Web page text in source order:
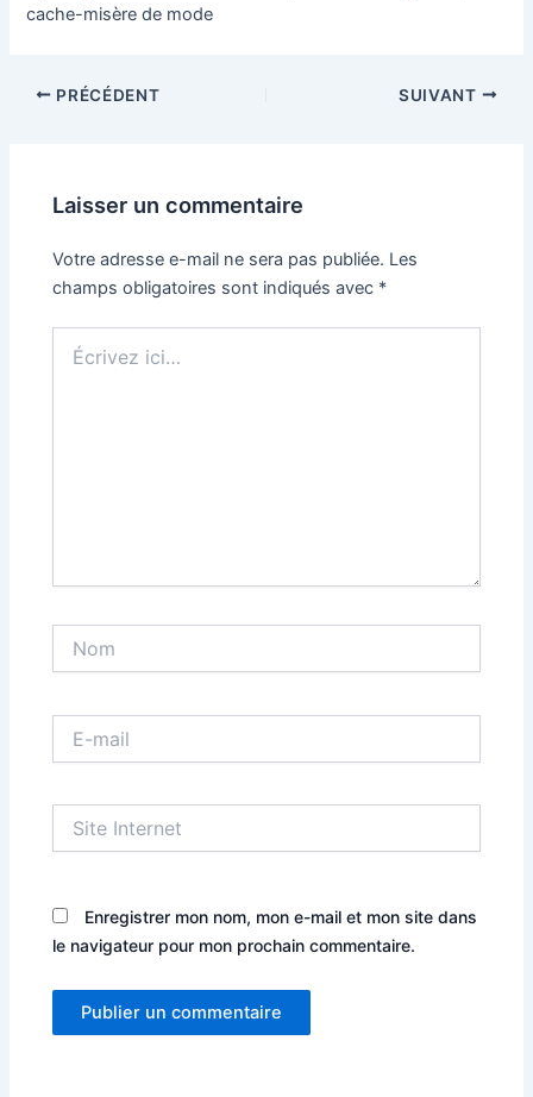
cache-misère de mode
PRÉCÉDENT SUIVANT
Laisser un commentaire
Votre adresse e-mail ne sera pas publiée. Les
champs obligatoires sont indiqués avec *
ici…
mail
Internet
Enregistrer mon nom, mon e-mail et mon site dans
le navigateur pour mon prochain commentaire.